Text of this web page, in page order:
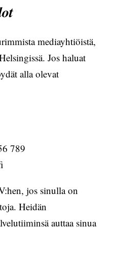
mediayhtiöistä,
Jos haluat
alla olevat
789
jos sinulla on
Heidän
auttaa sinua